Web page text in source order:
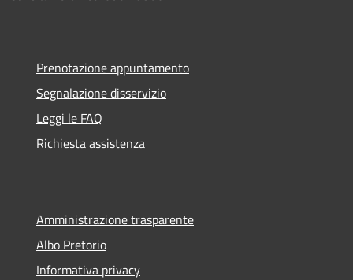
Prenotazione appuntamento
Segnalazione disservizio
Leggi le FAQ
Richiesta assistenza
Amministrazione trasparente
Albo Pretorio
Informativa privacy